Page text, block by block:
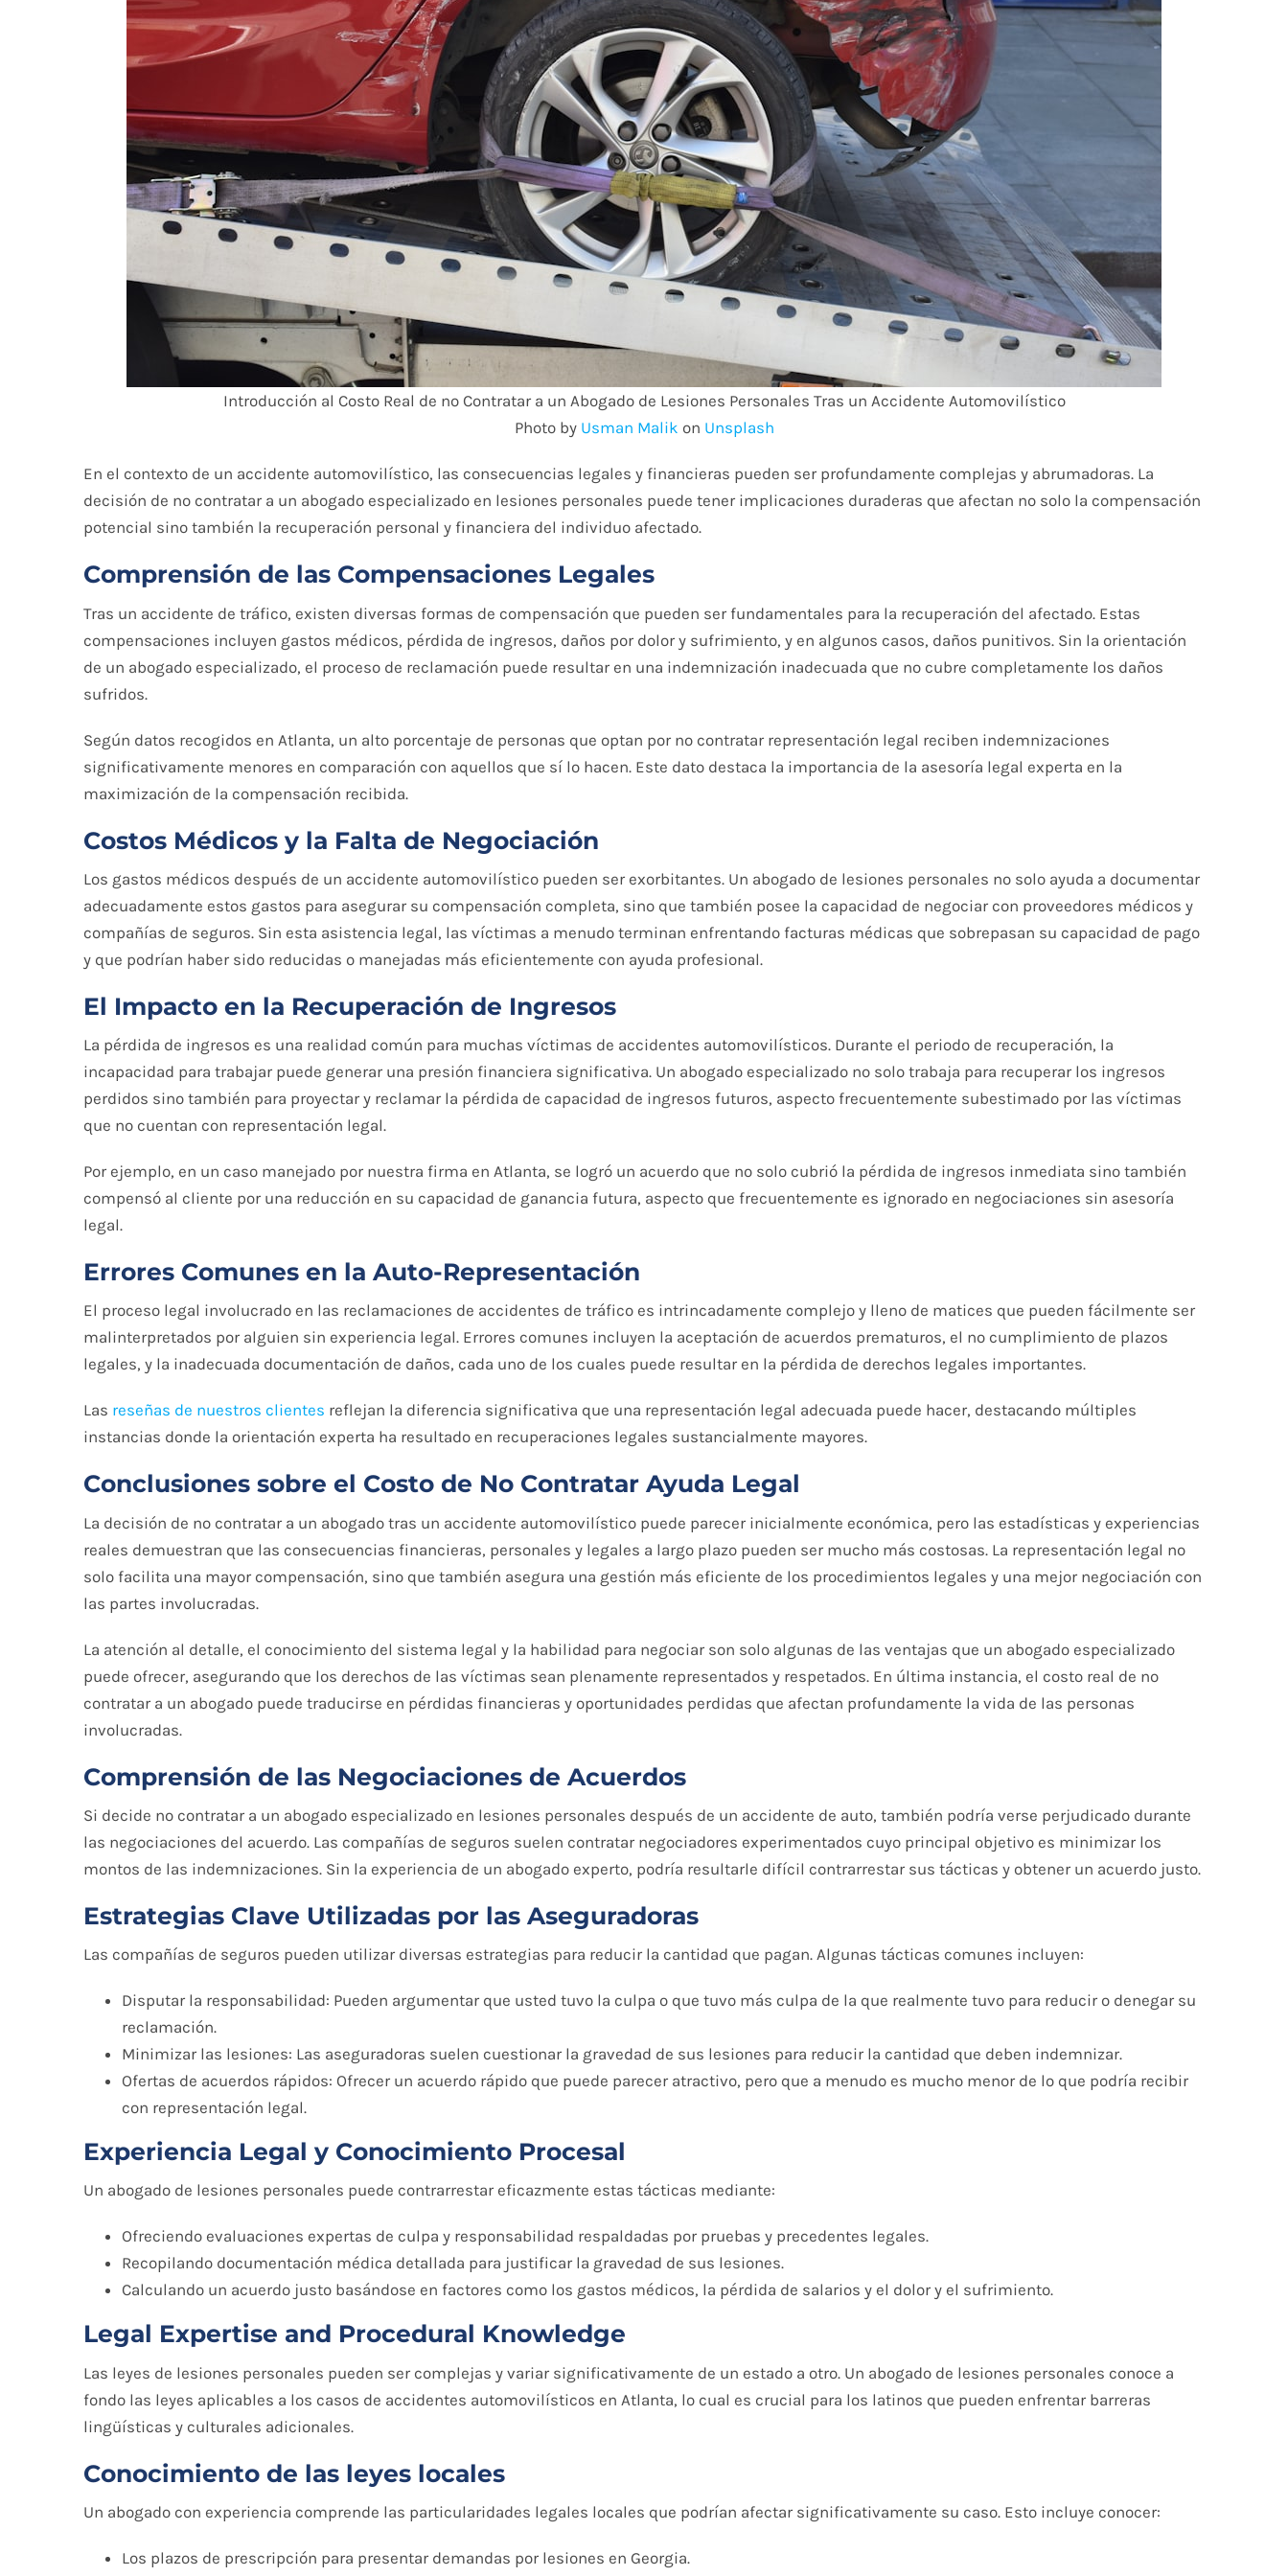
Introducción al Costo Real de no Contratar a un Abogado de Lesiones Personales Tras un Accidente Automovilístico
Photo by Usman Malik on Unsplash
En el contexto de un accidente automovilístico, las consecuencias legales y financieras pueden ser profundamente complejas y abrumadoras. La
decisión de no contratar a un abogado especializado en lesiones personales puede tener implicaciones duraderas que afectan no solo la compensación
potencial sino también la recuperación personal y financiera del individuo afectado.
Comprensión de las Compensaciones Legales
Tras un accidente de tráfico, existen diversas formas de compensación que pueden ser fundamentales para la recuperación del afectado. Estas
compensaciones incluyen gastos médicos, pérdida de ingresos, daños por dolor y sufrimiento, y en algunos casos, daños punitivos. Sin la orientación
de un abogado especializado, el proceso de reclamación puede resultar en una indemnización inadecuada que no cubre completamente los daños
sufridos.
Según datos recogidos en Atlanta, un alto porcentaje de personas que optan por no contratar representación legal reciben indemnizaciones
significativamente menores en comparación con aquellos que sí lo hacen. Este dato destaca la importancia de la asesoría legal experta en la
maximización de la compensación recibida.
Costos Médicos y la Falta de Negociación
Los gastos médicos después de un accidente automovilístico pueden ser exorbitantes. Un abogado de lesiones personales no solo ayuda a documentar
adecuadamente estos gastos para asegurar su compensación completa, sino que también posee la capacidad de negociar con proveedores médicos y
compañías de seguros. Sin esta asistencia legal, las víctimas a menudo terminan enfrentando facturas médicas que sobrepasan su capacidad de pago
y que podrían haber sido reducidas o manejadas más eficientemente con ayuda profesional.
El Impacto en la Recuperación de Ingresos
La pérdida de ingresos es una realidad común para muchas víctimas de accidentes automovilísticos. Durante el periodo de recuperación, la
incapacidad para trabajar puede generar una presión financiera significativa. Un abogado especializado no solo trabaja para recuperar los ingresos
perdidos sino también para proyectar y reclamar la pérdida de capacidad de ingresos futuros, aspecto frecuentemente subestimado por las víctimas
que no cuentan con representación legal.
Por ejemplo, en un caso manejado por nuestra firma en Atlanta, se logró un acuerdo que no solo cubrió la pérdida de ingresos inmediata sino también
compensó al cliente por una reducción en su capacidad de ganancia futura, aspecto que frecuentemente es ignorado en negociaciones sin asesoría
legal.
Errores Comunes en la Auto-Representación
El proceso legal involucrado en las reclamaciones de accidentes de tráfico es intrincadamente complejo y lleno de matices que pueden fácilmente ser
malinterpretados por alguien sin experiencia legal. Errores comunes incluyen la aceptación de acuerdos prematuros, el no cumplimiento de plazos
legales, y la inadecuada documentación de daños, cada uno de los cuales puede resultar en la pérdida de derechos legales importantes.
Las reseñas de nuestros clientes reflejan la diferencia significativa que una representación legal adecuada puede hacer, destacando múltiples
instancias donde la orientación experta ha resultado en recuperaciones legales sustancialmente mayores.
Conclusiones sobre el Costo de No Contratar Ayuda Legal
La decisión de no contratar a un abogado tras un accidente automovilístico puede parecer inicialmente económica, pero las estadísticas y experiencias
reales demuestran que las consecuencias financieras, personales y legales a largo plazo pueden ser mucho más costosas. La representación legal no
solo facilita una mayor compensación, sino que también asegura una gestión más eficiente de los procedimientos legales y una mejor negociación con
las partes involucradas.
La atención al detalle, el conocimiento del sistema legal y la habilidad para negociar son solo algunas de las ventajas que un abogado especializado
puede ofrecer, asegurando que los derechos de las víctimas sean plenamente representados y respetados. En última instancia, el costo real de no
contratar a un abogado puede traducirse en pérdidas financieras y oportunidades perdidas que afectan profundamente la vida de las personas
involucradas.
Comprensión de las Negociaciones de Acuerdos
Si decide no contratar a un abogado especializado en lesiones personales después de un accidente de auto, también podría verse perjudicado durante
las negociaciones del acuerdo. Las compañías de seguros suelen contratar negociadores experimentados cuyo principal objetivo es minimizar los
montos de las indemnizaciones. Sin la experiencia de un abogado experto, podría resultarle difícil contrarrestar sus tácticas y obtener un acuerdo justo.
Estrategias Clave Utilizadas por las Aseguradoras
Las compañías de seguros pueden utilizar diversas estrategias para reducir la cantidad que pagan. Algunas tácticas comunes incluyen:
Disputar la responsabilidad: Pueden argumentar que usted tuvo la culpa o que tuvo más culpa de la que realmente tuvo para reducir o denegar su
reclamación.
Minimizar las lesiones: Las aseguradoras suelen cuestionar la gravedad de sus lesiones para reducir la cantidad que deben indemnizar.
Ofertas de acuerdos rápidos: Ofrecer un acuerdo rápido que puede parecer atractivo, pero que a menudo es mucho menor de lo que podría recibir
con representación legal.
Experiencia Legal y Conocimiento Procesal
Un abogado de lesiones personales puede contrarrestar eficazmente estas tácticas mediante:
Ofreciendo evaluaciones expertas de culpa y responsabilidad respaldadas por pruebas y precedentes legales.
Recopilando documentación médica detallada para justificar la gravedad de sus lesiones.
Calculando un acuerdo justo basándose en factores como los gastos médicos, la pérdida de salarios y el dolor y el sufrimiento.
Legal Expertise and Procedural Knowledge
Las leyes de lesiones personales pueden ser complejas y variar significativamente de un estado a otro. Un abogado de lesiones personales conoce a
fondo las leyes aplicables a los casos de accidentes automovilísticos en Atlanta, lo cual es crucial para los latinos que pueden enfrentar barreras
lingüísticas y culturales adicionales.
Conocimiento de las leyes locales
Un abogado con experiencia comprende las particularidades legales locales que podrían afectar significativamente su caso. Esto incluye conocer:
Los plazos de prescripción para presentar demandas por lesiones en Georgia.